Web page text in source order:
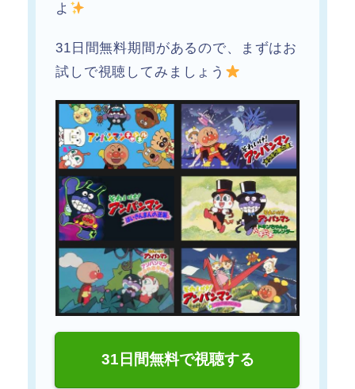
よ
31日間無料期間があるので、まずはお
試しで視聴してみましょう
31日間無料で視聴する